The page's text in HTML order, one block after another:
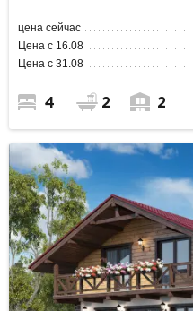
цена сейчас
Цена с 16.08
Цена с 31.08
4 2 2